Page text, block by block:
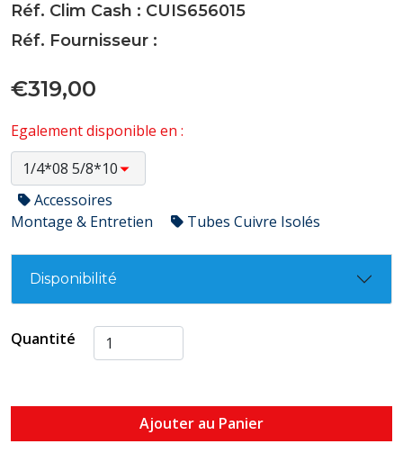
Réf. Clim Cash : CUIS656015
Réf. Fournisseur :
€319,00
Egalement disponible en :
Accessoires
Montage & Entretien
Tubes Cuivre Isolés
Disponibilité
Quantité
Ajouter au Panier